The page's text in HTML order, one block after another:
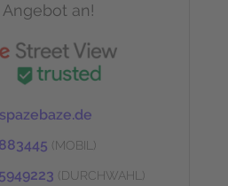
an!
(MOBIL)
(DURCHWAHL)